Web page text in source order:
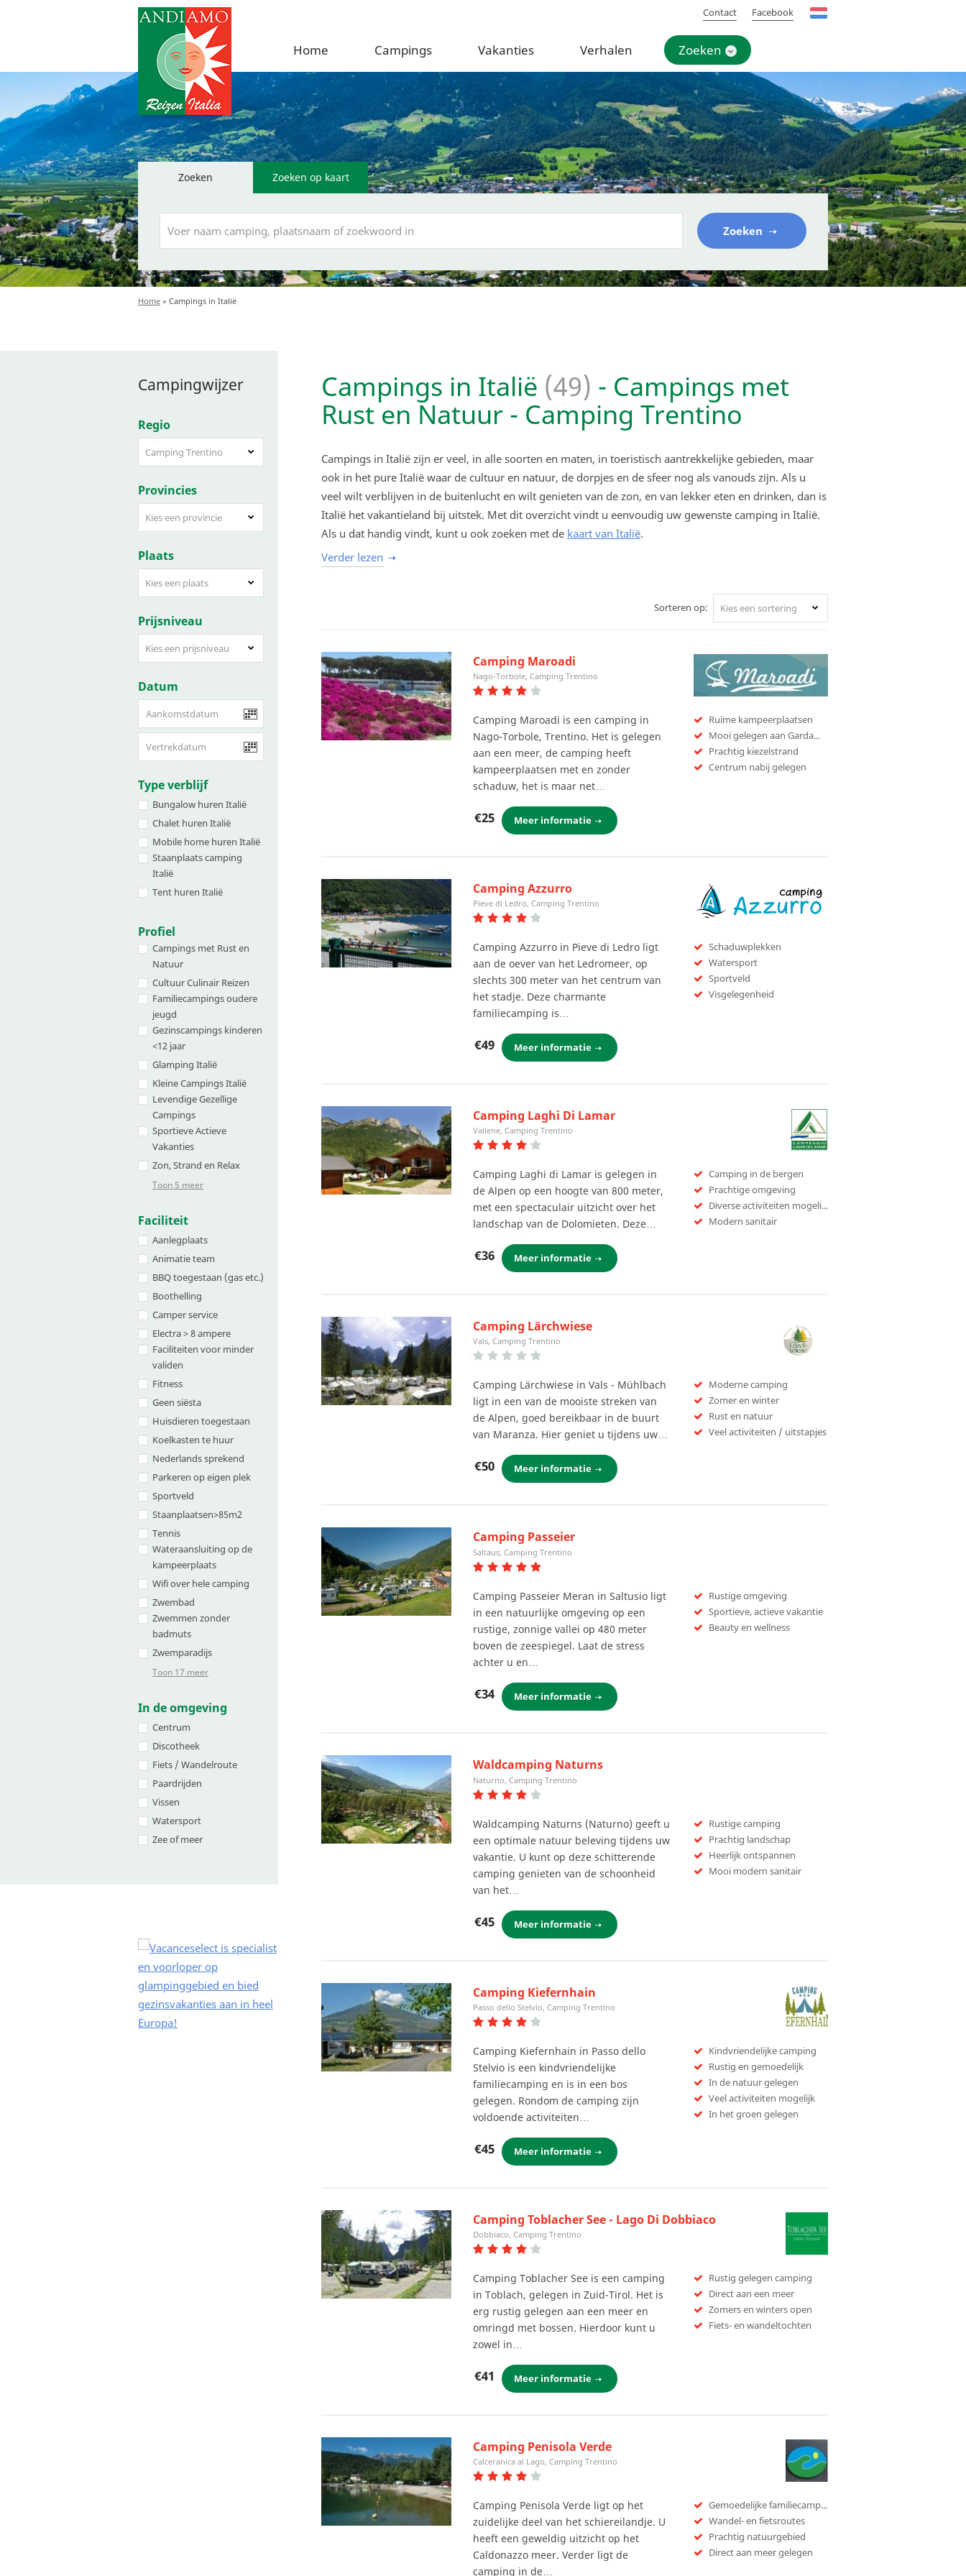
Home Campings Vakanties Verhalen Zoeken
Contact Facebook
Zoeken Zoeken op kaart
Zoeken
Home » Campings in Italië
Campingwijzer
Regio
Camping Trentino
Provincies
Kies een provincie
Plaats
Kies een plaats
Prijsniveau
Kies een prijsniveau
Datum
Type verblijf
Bungalow huren Italië
Chalet huren Italië
Mobile home huren Italië
Staanplaats camping
Italië
Tent huren Italië
Profiel
Campings met Rust en
Natuur
Cultuur Culinair Reizen
Familiecampings oudere
jeugd
Gezinscampings kinderen
<12 jaar
Glamping Italië
Kleine Campings Italië
Levendige Gezellige
Campings
Sportieve Actieve
Vakanties
Zon, Strand en Relax
Toon 5 meer
Faciliteit
Aanlegplaats
Animatie team
BBQ toegestaan (gas etc.)
Boothelling
Camper service
Electra > 8 ampere
Faciliteiten voor minder
validen
Fitness
Geen siësta
Huisdieren toegestaan
Koelkasten te huur
Nederlands sprekend
Parkeren op eigen plek
Sportveld
Staanplaatsen>85m2
Tennis
Wateraansluiting op de
kampeerplaats
Wifi over hele camping
Zwembad
Zwemmen zonder
badmuts
Zwemparadijs
Toon 17 meer
In de omgeving
Centrum
Discotheek
Fiets / Wandelroute
Paardrijden
Vissen
Watersport
Zee of meer
Campings in Italië (49) - Campings met
Rust en Natuur - Camping Trentino
Campings in Italië zijn er veel, in alle soorten en maten, in toeristisch aantrekkelijke gebieden, maar
ook in het pure Italië waar de cultuur en natuur, de dorpjes en de sfeer nog als vanouds zijn. Als u
veel wilt verblijven in de buitenlucht en wilt genieten van de zon, en van lekker eten en drinken, dan is
Italië het vakantieland bij uitstek. Met dit overzicht vindt u eenvoudig uw gewenste camping in Italië.
Als u dat handig vindt, kunt u ook zoeken met de kaart van Italië.
Verder lezen
Sorteren op: Kies een sortering
Camping Maroadi
Nago-Torbole, Camping Trentino
Camping Maroadi is een camping in
Nago-Torbole, Trentino. Het is gelegen
aan een meer, de camping heeft
kampeerplaatsen met en zonder
schaduw, het is maar net…
Ruime kampeerplaatsen
Mooi gelegen aan Gardameer
Prachtig kiezelstrand
Centrum nabij gelegen
€25 Meer informatie
Camping Azzurro
Pieve di Ledro, Camping Trentino
Camping Azzurro in Pieve di Ledro ligt
aan de oever van het Ledromeer, op
slechts 300 meter van het centrum van
het stadje. Deze charmante
familiecamping is…
Schaduwplekken
Watersport
Sportveld
Visgelegenheid
€49 Meer informatie
Camping Laghi Di Lamar
Vallene, Camping Trentino
Camping Laghi di Lamar is gelegen in
de Alpen op een hoogte van 800 meter,
met een spectaculair uitzicht over het
landschap van de Dolomieten. Deze…
Camping in de bergen
Prachtige omgeving
Diverse activiteiten mogelijk
Modern sanitair
€36 Meer informatie
Camping Lärchwiese
Vals, Camping Trentino
Camping Lärchwiese in Vals - Mühlbach
ligt in een van de mooiste streken van
de Alpen, goed bereikbaar in de buurt
van Maranza. Hier geniet u tijdens uw…
Moderne camping
Zomer en winter
Rust en natuur
Veel activiteiten / uitstapjes
€50 Meer informatie
Camping Passeier
Saltaus, Camping Trentino
Camping Passeier Meran in Saltusio ligt
in een natuurlijke omgeving op een
rustige, zonnige vallei op 480 meter
boven de zeespiegel. Laat de stress
achter u en…
Rustige omgeving
Sportieve, actieve vakantie
Beauty en wellness
€34 Meer informatie
Waldcamping Naturns
Naturno, Camping Trentino
Waldcamping Naturns (Naturno) geeft u
een optimale natuur beleving tijdens uw
vakantie. U kunt op deze schitterende
camping genieten van de schoonheid
van het…
Rustige camping
Prachtig landschap
Heerlijk ontspannen
Mooi modern sanitair
€45 Meer informatie
Camping Kiefernhain
Passo dello Stelvio, Camping Trentino
Camping Kiefernhain in Passo dello
Stelvio is een kindvriendelijke
familiecamping en is in een bos
gelegen. Rondom de camping zijn
voldoende activiteiten…
Kindvriendelijke camping
Rustig en gemoedelijk
In de natuur gelegen
Veel activiteiten mogelijk
In het groen gelegen
€45 Meer informatie
Camping Toblacher See - Lago Di Dobbiaco
Dobbiaco, Camping Trentino
Camping Toblacher See is een camping
in Toblach, gelegen in Zuid-Tirol. Het is
erg rustig gelegen aan een meer en
omringd met bossen. Hierdoor kunt u
zowel in…
Rustig gelegen camping
Direct aan een meer
Zomers en winters open
Fiets- en wandeltochten
€41 Meer informatie
Camping Penisola Verde
Calceranica al Lago, Camping Trentino
Camping Penisola Verde ligt op het
zuidelijke deel van het schiereilandje. U
heeft een geweldig uitzicht op het
Caldonazzo meer. Verder ligt de
camping in de…
Gemoedelijke familiecamping
Wandel- en fietsroutes
Prachtig natuurgebied
Direct aan meer gelegen